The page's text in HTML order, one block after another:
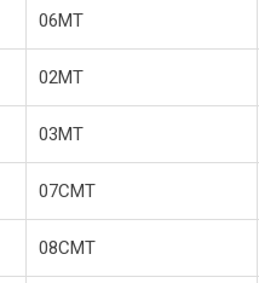
06MT
02MT
03MT
07CMT
08CMT